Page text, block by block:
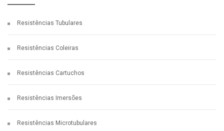
suprir dúvidas relacionadas a sistemas de aquecimento
acordo com a aplicação.
Resistências Tubulares
Resistências Coleiras
Resistências Cartuchos
Resistências Imersões
Resistências Microtubulares